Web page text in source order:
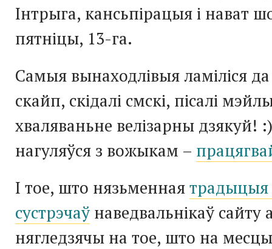
Інтрыга, кансьпірацыя і нават
пятніцы, 13-га.
Самыя вынаходлівыя ламіліся
скайп, скідалі смскі, пісалі
хваляваньне велізарны дзякуй!
нагуляўся з вожыкам –
І тое, што нязьменнаятрадыцыя
сустрэчаўнаведвальнікаў сайту
нягледзячы на тое, што на